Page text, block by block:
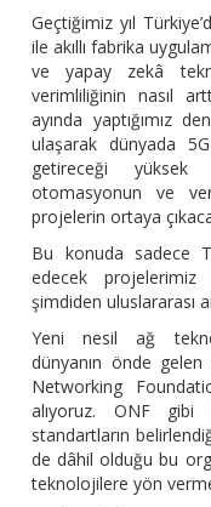
Geçtiğimiz yıl
ile akıllı fabrika
ve yapay zekâ
verimliliğinin nasıl
ayında yaptığımız
ulaşarak dünyada
getireceği yüksek
otomasyonun ve
projelerin ortaya
Bu konuda sadece
edecek projelerimiz
şimdiden uluslararası
Yeni nesil ağ
dünyanın önde
Networking
alıyoruz. ONF
standartların
de dâhil olduğu bu
teknolojilere yön